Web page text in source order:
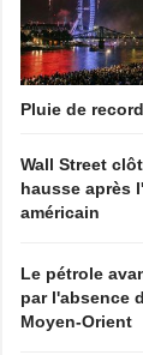
Pluie de
Wall Street
hausse après
américain
Le pétrole
par l'absence
Moyen-Orient